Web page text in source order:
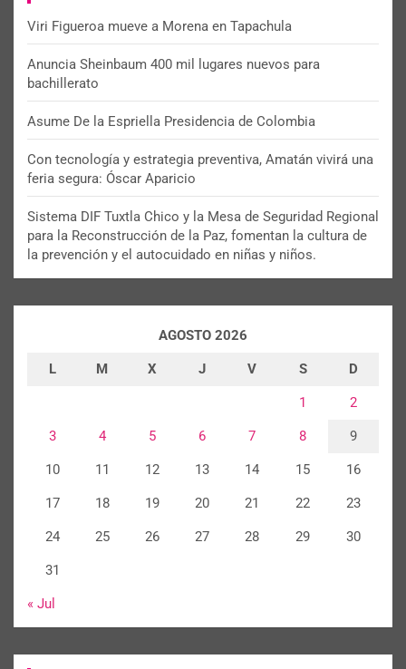
Viri Figueroa mueve a Morena en Tapachula
Anuncia Sheinbaum 400 mil lugares nuevos para
bachillerato
Asume De la Espriella Presidencia de Colombia
Con tecnología y estrategia preventiva, Amatán vivirá una
feria segura: Óscar Aparicio
Sistema DIF Tuxtla Chico y la Mesa de Seguridad Regional
para la Reconstrucción de la Paz, fomentan la cultura de
la prevención y el autocuidado en niñas y niños.
AGOSTO 2026
L M X J V S D
1 2
3 4 5 6 7 8 9
10 11 12 13 14 15 16
17 18 19 20 21 22 23
24 25 26 27 28 29 30
31
« Jul